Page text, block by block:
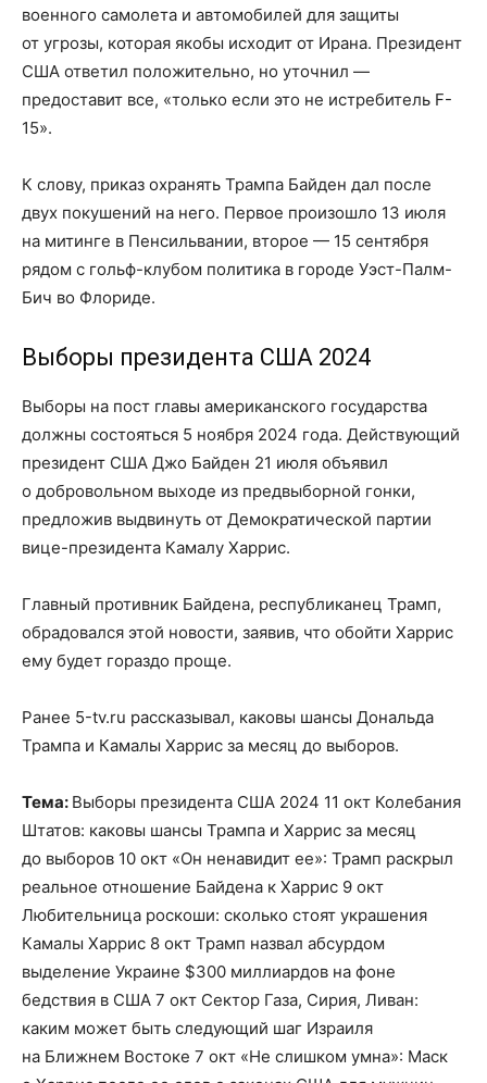
военного самолета и автомобилей для защиты
от угрозы, которая якобы исходит от Ирана. Президент
США ответил положительно, но уточнил —
предоставит все, «только если это не истребитель F-
15».
К слову, приказ охранять Трампа Байден дал после
двух покушений на него. Первое произошло 13 июля
на митинге в Пенсильвании, второе — 15 сентября
рядом с гольф-клубом политика в городе Уэст-Палм-
Бич во Флориде.
Выборы президента США 2024
Выборы на пост главы американского государства
должны состояться 5 ноября 2024 года. Действующий
президент США Джо Байден 21 июля объявил
о добровольном выходе из предвыборной гонки,
предложив выдвинуть от Демократической партии
вице-президента Камалу Харрис.
Главный противник Байдена, республиканец Трамп,
обрадовался этой новости, заявив, что обойти Харрис
ему будет гораздо проще.
Ранее 5-tv.ru рассказывал, каковы шансы Дональда
Трампа и Камалы Харрис за месяц до выборов.
Тема: Выборы президента США 2024 11 окт Колебания
Штатов: каковы шансы Трампа и Харрис за месяц
до выборов 10 окт «Он ненавидит ее»: Трамп раскрыл
реальное отношение Байдена к Харрис 9 окт
Любительница роскоши: сколько стоят украшения
Камалы Харрис 8 окт Трамп назвал абсурдом
выделение Украине $300 миллиардов на фоне
бедствия в США 7 окт Сектор Газа, Сирия, Ливан:
каким может быть следующий шаг Израиля
на Ближнем Востоке 7 окт «Не слишком умна»: Маск